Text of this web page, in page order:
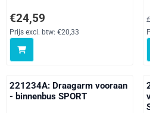
Prijs: 24,59, exclusief btw: 20,33
€24,59
Prijs excl. btw: €20,33
221234A: Draagarm vooraan
- binnenbus SPORT